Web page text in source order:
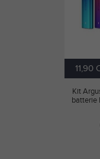
11,90
Kit
batterie